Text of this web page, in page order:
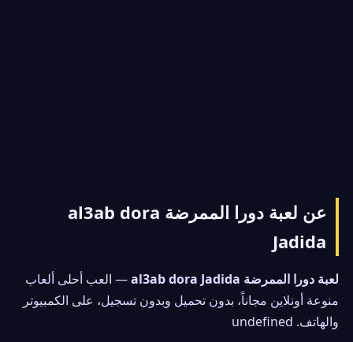
عن لعبة دورا الممرضة al3ab dora
Jadida
لعبة دورا الممرضة al3ab dora Jadida
— العب أحلى ألعاب
منوعة أونلاين مجاناً، بدون تحميل وبدون تسجيل، على الكمبيوتر
والهاتف. undefined